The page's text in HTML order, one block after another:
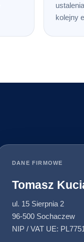
kolejny
DANE FIRMOWE
Tomasz
ul. 15 Sierpnia 2
96-500 Sochaczew
NIP / VAT UE: